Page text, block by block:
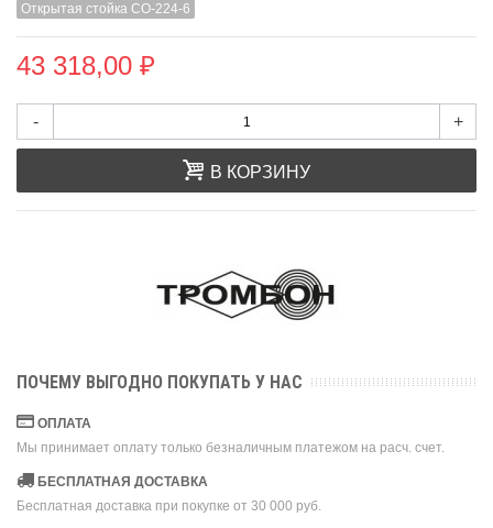
Открытая стойка СО-224-6
43 318,00 ₽
- +
В КОРЗИНУ
ПОЧЕМУ ВЫГОДНО ПОКУПАТЬ У НАС
ОПЛАТА
Мы принимает оплату только безналичным платежом на расч. счет.
БЕСПЛАТНАЯ ДОСТАВКА
Бесплатная доставка при покупке от 30 000 руб.